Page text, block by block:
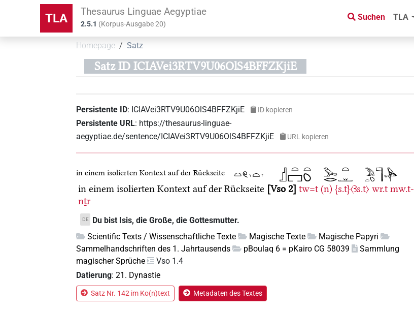
TLA Thesaurus Linguae Aegyptiae
2.5.1 (Korpus-Ausgabe20)
Suchen TLA
Homepage Satz
Satz ID ICIAVei3RTV9U06OlS4BFFZKjiE
Persistente ID: ICIAVei3RTV9U06OlS4BFFZKjiE ID kopieren
Persistente URL: https://thesaurus-linguae-
aegyptiae.de/sentence/ICIAVei3RTV9U06OlS4BFFZKjiE
URL kopieren
in einem isolierten Kontext auf der Rückseite
in einem isolierten Kontext auf der Rückseite Vso 2 tw=t (n) {s.t}〈Ꜣs.t〉 wr.t mw.t-
nṯr
DE
Du bist Isis, die Große, die Gottesmutter.
Scientific Texts / Wissenschaftliche Texte
Magische Texte
Magische Papyri
Sammelhandschriften des 1. Jahrtausends
pBoulaq 6 = pKairo CG 58039
Sammlung
magischer Sprüche
Vso 1.4
Datierung:21. Dynastie
Satz Nr. 142 im Ko(n)text Metadaten des Textes